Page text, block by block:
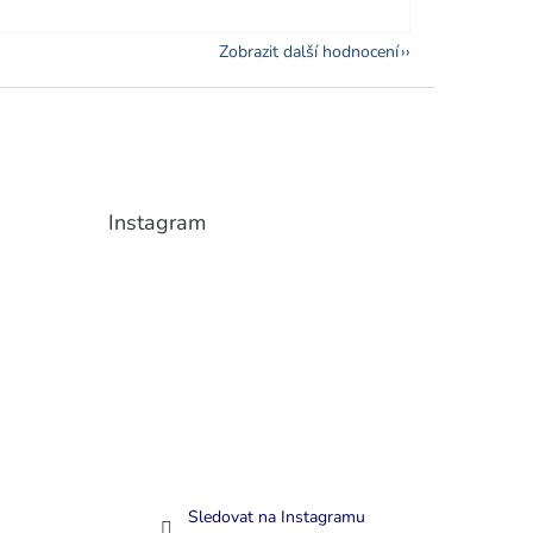
Zobrazit další hodnocení
Instagram
Sledovat na Instagramu